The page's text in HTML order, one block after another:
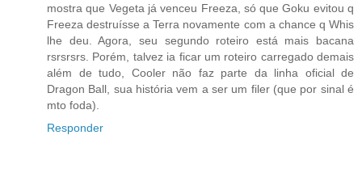
mostra que Vegeta já venceu Freeza, só que Goku evitou q
Freeza destruísse a Terra novamente com a chance q Whis
lhe deu. Agora, seu segundo roteiro está mais bacana
rsrsrsrs. Porém, talvez ia ficar um roteiro carregado demais
além de tudo, Cooler não faz parte da linha oficial de
Dragon Ball, sua história vem a ser um filer (que por sinal é
mto foda).
Responder